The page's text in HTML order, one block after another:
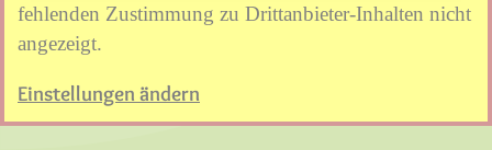
fehlenden Zustimmung zu Drittanbieter-Inhalten nicht
angezeigt.
Einstellungen ändern